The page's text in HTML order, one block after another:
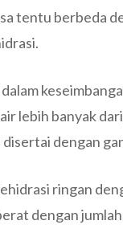
tentu berbeda
lebih banyak
dengan
ringan
dengan